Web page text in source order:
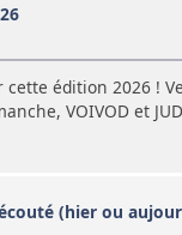
édition 2026 !
VOIVOD et
(hier ou